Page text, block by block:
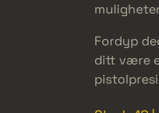
Fordyp
ditt være